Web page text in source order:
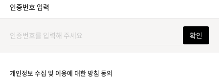
인증번호 입력
확인
개인정보 수집 및 이용에 대한 방침 동의